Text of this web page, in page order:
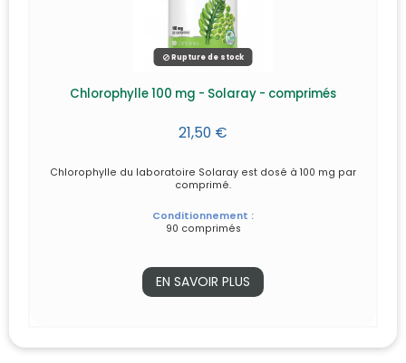
Rupture de stock
Chlorophylle 100 mg - Solaray - comprimés
21,50 €
Chlorophylle du laboratoire Solaray est dosé à 100 mg par
comprimé.
Conditionnement :
90 comprimés
EN SAVOIR PLUS